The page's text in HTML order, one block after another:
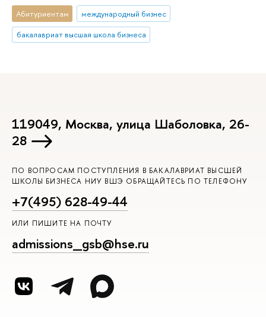
Абитуриентам
международный бизнес
бакалавриат высшая школа бизнеса
119049, Москва, улица Шаболовка, 26-
28
ПО ВОПРОСАМ ПОСТУПЛЕНИЯ В БАКАЛАВРИАТ ВЫСШЕЙ
ШКОЛЫ БИЗНЕСА НИУ ВШЭ ОБРАЩАЙТЕСЬ ПО ТЕЛЕФОНУ
+7(495) 628-49-44
ИЛИ ПИШИТЕ НА ПОЧТУ
admissions_gsb@hse.ru